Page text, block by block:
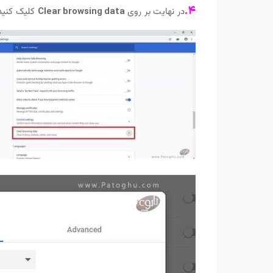
۴. در نهایت بر رویClear browsing data کلیک